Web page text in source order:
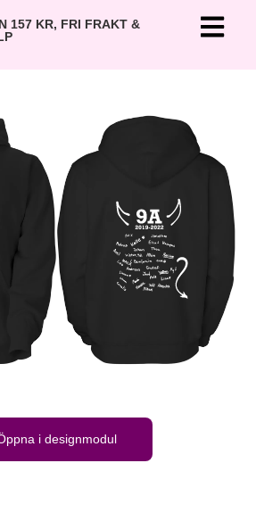
157 KR, FRI FRAKT &
i designmodul